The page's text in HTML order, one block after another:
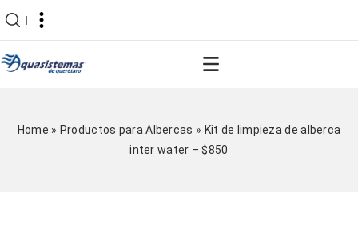
|
Home » Productos para Albercas » Kit de limpieza de alberca
inter water – $850